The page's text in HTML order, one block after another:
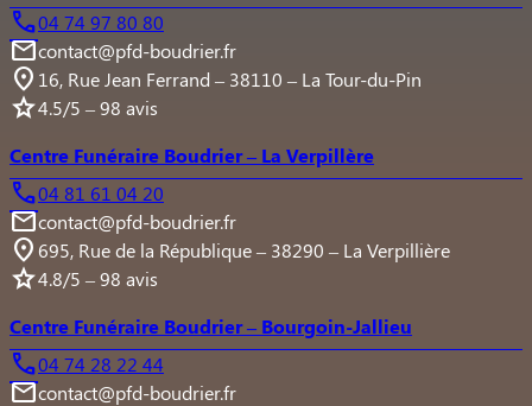
04 74 97 80 80
contact@pfd-boudrier.fr
16, Rue Jean Ferrand – 38110 – La Tour-du-Pin
4.5/5 – 98 avis
Centre Funéraire Boudrier – La Verpillère
04 81 61 04 20
contact@pfd-boudrier.fr
695, Rue de la République – 38290 – La Verpillière
4.8/5 – 98 avis
Centre Funéraire Boudrier – Bourgoin-Jallieu
04 74 28 22 44
contact@pfd-boudrier.fr